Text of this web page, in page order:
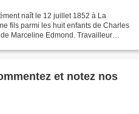
naît le 12 juillet 1852 à La
fils parmi les huit enfants de Charles
Marceline Edmond. Travailleur
et notez nos